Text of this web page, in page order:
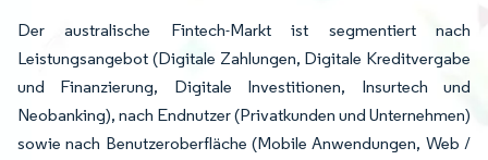
Der australische Fintech-Markt ist segmentiert nach
Leistungsangebot (Digitale Zahlungen, Digitale Kreditvergabe
und Finanzierung, Digitale Investitionen, Insurtech und
Neobanking), nach Endnutzer (Privatkunden und Unternehmen)
sowie nach Benutzeroberfläche (Mobile Anwendungen, Web /